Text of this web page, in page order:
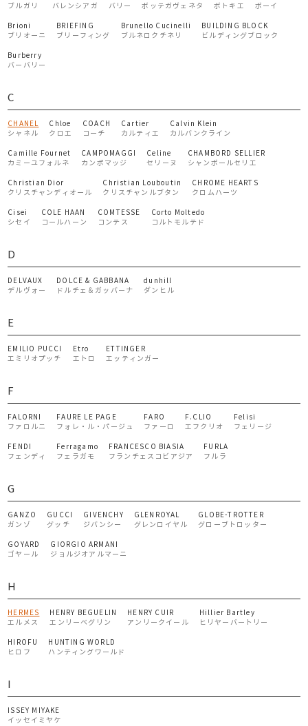
ブルガリ
バレンシアガ
バリー
ボッテガヴェネタ
ボトキエ
ボーイ
Brioni
ブリオーニ
BRIEFING
ブリーフィング
Brunello Cucinelli
ブルネロクチネリ
BUILDING BLOCK
ビルディングブロック
Burberry
バーバリー
C
CHANEL
シャネル
Chloe
クロエ
COACH
コーチ
Cartier
カルティエ
Calvin Klein
カルバンクライン
Camille Fournet
カミーユフォルネ
CAMPOMAGGI
カンポマッジ
Celine
セリーヌ
CHAMBORD SELLIER
シャンボールセリエ
Christian Dior
クリスチャンディオール
Christian Louboutin
クリスチャンルブタン
CHROME HEARTS
クロムハーツ
Cisei
シセイ
COLE HAAN
コールハーン
COMTESSE
コンテス
Corto Moltedo
コルトモルテド
D
DELVAUX
デルヴォー
DOLCE & GABBANA
ドルチェ＆ガッバーナ
dunhill
ダンヒル
E
EMILIO PUCCI
エミリオプッチ
Etro
エトロ
ETTINGER
エッティンガー
F
FALORNI
ファロルニ
FAURE LE PAGE
フォレ・ル・パージュ
FARO
ファーロ
F.CLIO
エフクリオ
Felisi
フェリージ
FENDI
フェンディ
Ferragamo
フェラガモ
FRANCESCO BIASIA
フランチェスコビアジア
FURLA
フルラ
G
GANZO
ガンゾ
GUCCI
グッチ
GIVENCHY
ジバンシー
GLENROYAL
グレンロイヤル
GLOBE-TROTTER
グローブトロッター
GOYARD
ゴヤール
GIORGIO ARMANI
ジョルジオアルマーニ
H
HERMES
エルメス
HENRY BEGUELIN
エンリーベグリン
HENRY CUIR
アンリークイール
Hillier Bartley
ヒリヤーバートリー
HIROFU
ヒロフ
HUNTING WORLD
ハンティングワールド
I
ISSEY MIYAKE
イッセイミヤケ